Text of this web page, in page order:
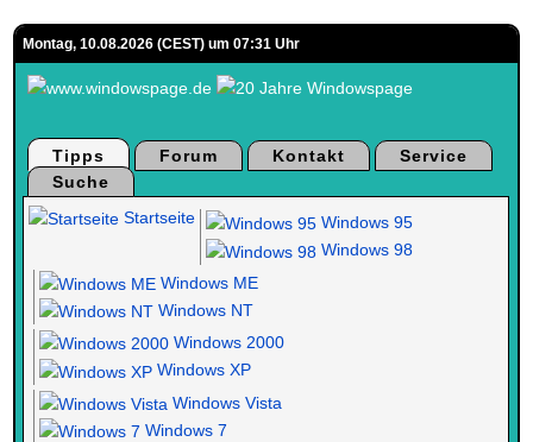
Montag, 10.08.2026 (CEST) um 07:31 Uhr
Tipps Forum Kontakt
Service
Suche
Startseite
Windows 95
Windows 98
Windows ME
Windows NT
Windows 2000
Windows XP
Windows Vista
Windows 7